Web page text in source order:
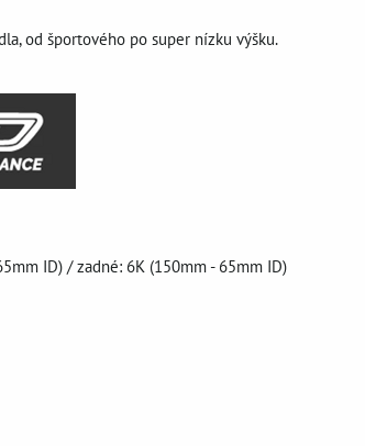
od športového po super nízku výšku.
ID) / zadné: 6K (150mm - 65mm ID)